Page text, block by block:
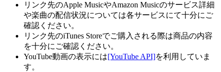
リンク先のApple MusicやAmazon Musicのサービス詳細
や楽曲の配信状況については各サービスにて十分にご
確認ください。
リンク先のiTunes Storeでご購入される際は商品の内容
を十分にご確認ください。
YouTube動画の表示には[YouTube API]を利用していま
す。